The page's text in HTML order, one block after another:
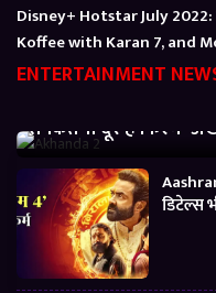
Disney+ Hotstar July
Koffee with Karan 7, and
ENTERTAINMENT
से कितनी दूर है फिल्म
डिटेल्स